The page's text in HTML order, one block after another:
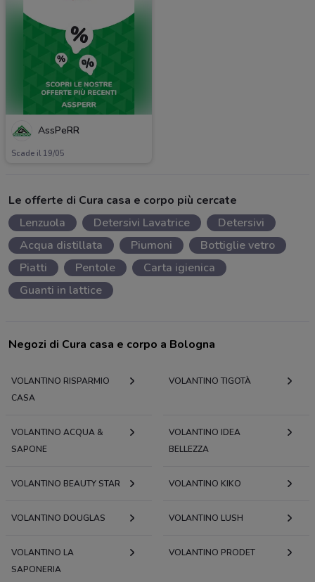
AssPeRR
Scade il 19/05
Le offerte di Cura casa e corpo più cercate
Lenzuola
Detersivi Lavatrice
Detersivi
Acqua distillata
Piumoni
Bottiglie vetro
Piatti
Pentole
Carta igienica
Guanti in lattice
Negozi di Cura casa e corpo a Bologna
VOLANTINO RISPARMIO
CASA
VOLANTINO TIGOTÀ
VOLANTINO ACQUA &
SAPONE
VOLANTINO IDEA
BELLEZZA
VOLANTINO BEAUTY STAR VOLANTINO KIKO
VOLANTINO DOUGLAS VOLANTINO LUSH
VOLANTINO LA
SAPONERIA
VOLANTINO PRODET